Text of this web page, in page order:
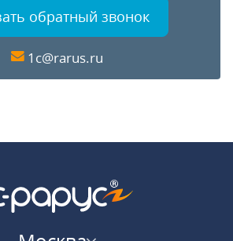
обратный звонок
1c@rarus.ru